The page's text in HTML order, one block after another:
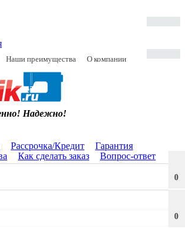
Наши преимущества О компании
0
0
Надежно!
Рассрочка/Кредит
Гарантия
Как сделать заказ Вопрос-ответ